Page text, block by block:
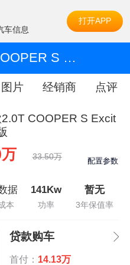
车信息
打开APP
2014款 2.0T COOPER S Excitement版
图片 经销商 点评
COOPER S Excit
33.50万 配置参数
据
本
141Kw
功率
暂无
3年保值率
贷款购车
首付： 14.13万